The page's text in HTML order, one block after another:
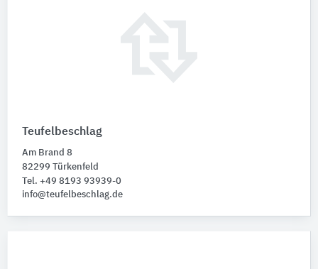
Teufelbeschlag
Am Brand 8
82299 Türkenfeld
Tel. +49 8193 93939-0
info@teufelbeschlag.de